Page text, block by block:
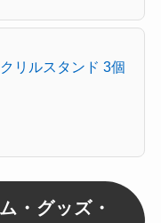
リルスタンド 3個
・グッズ・